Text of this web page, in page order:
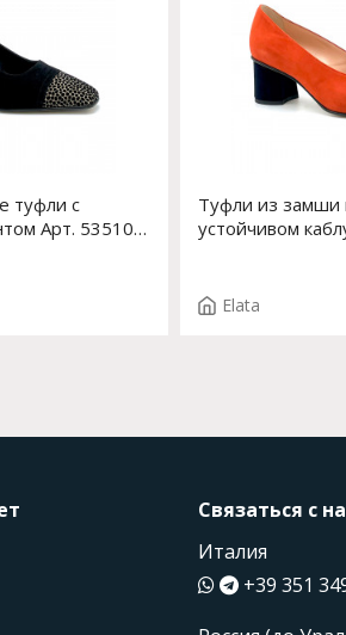
туфли с
Арт. 53510-
Туфли из
устойчивом
Elata
Связаться с
Италия
+39 351